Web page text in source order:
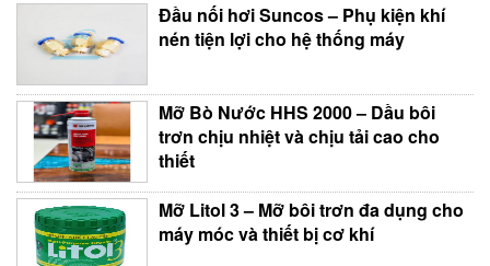
Đầu nối hơi Suncos – Phụ kiện khí
nén tiện lợi cho hệ thống máy
Mỡ Bò Nước HHS 2000 – Dầu bôi
trơn chịu nhiệt và chịu tải cao cho
thiết
Mỡ Litol 3 – Mỡ bôi trơn đa dụng cho
máy móc và thiết bị cơ khí